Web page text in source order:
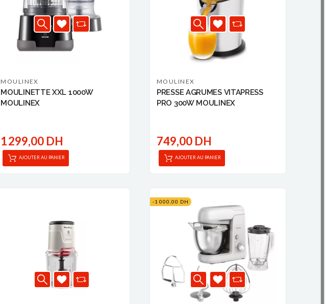
MOULINEX
MOULINETTE XXL 1000W
MOULINEX
1 299,00 DH
AJOUTER AU PANIER
MOULINEX
PRESSE AGRUMES VITAPRESS
PRO 300W MOULINEX
749,00 DH
AJOUTER AU PANIER
-1 000,00 DH